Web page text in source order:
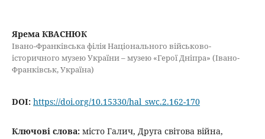
Ярема КВАСНЮК
Івано-Франківська філія Національного військово-
історичного музею України – музею «Герої Дніпра» (Івано-
Франківськ, Україна)
DOI: https://doi.org/10.15330/hal_swc.2.162-170
Ключові слова: місто Галич, Друга світова війна,